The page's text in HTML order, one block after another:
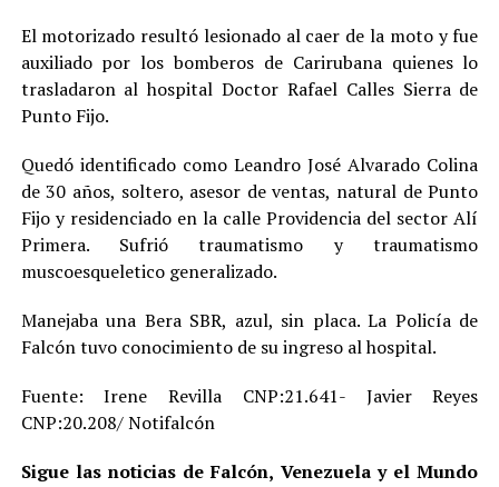
El motorizado resultó lesionado al caer de la moto y fue
auxiliado por los bomberos de Carirubana quienes lo
trasladaron al hospital Doctor Rafael Calles Sierra de
Punto Fijo.
Quedó identificado como Leandro José Alvarado Colina
de 30 años, soltero, asesor de ventas, natural de Punto
Fijo y residenciado en la calle Providencia del sector Alí
Primera. Sufrió traumatismo y traumatismo
muscoesqueletico generalizado.
Manejaba una Bera SBR, azul, sin placa. La Policía de
Falcón tuvo conocimiento de su ingreso al hospital.
Fuente: Irene Revilla CNP:21.641- Javier Reyes
CNP:20.208/ Notifalcón
Sigue las noticias de Falcón, Venezuela y el Mundo